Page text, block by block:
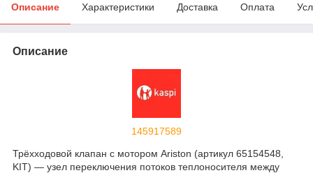
Описание Характеристики Доставка Оплата
Описание
145917589
Трёхходовой клапан с мотором Ariston (артикул 65154548,
KIT) — узел переключения потоков теплоносителя между